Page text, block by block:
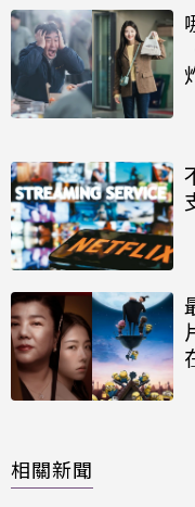
相關新聞